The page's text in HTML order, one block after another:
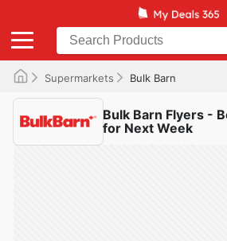
Supermarkets Bulk Barn
Bulk Barn Flyers -
for Next Week